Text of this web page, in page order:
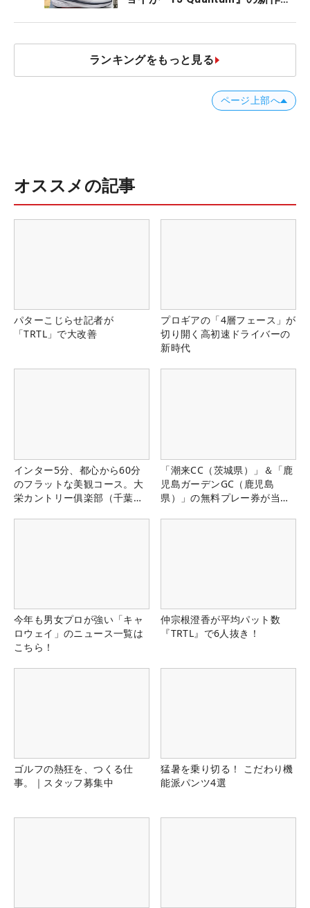
ランキングをもっと見る
ページ上部へ
オススメの記事
パターこじらせ記者が
「TRTL」で大改善
プロギアの「4層フェース」が
切り開く高初速ドライバーの
新時代
インター5分、都心から60分
のフラットな美観コース。大
栄カントリー俱楽部（千葉
「潮来CC（茨城県）」＆「鹿
児島ガーデンGC（鹿児島
県）」の無料プレー券が当た
今年も男女プロが強い「キャ
ロウェイ」のニュース一覧は
こちら！
仲宗根澄香が平均パット数
『TRTL』で6人抜き！
ゴルフの熱狂を、つくる仕
事。｜スタッフ募集中
猛暑を乗り切る！ こだわり機
能派パンツ4選